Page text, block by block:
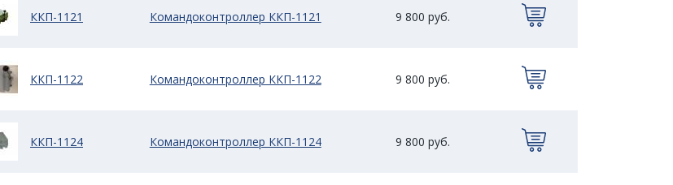
ККП-1121 Командоконтроллер ККП-1121 9 800 руб.
ККП-1122 Командоконтроллер ККП-1122 9 800 руб.
ККП-1124 Командоконтроллер ККП-1124 9 800 руб.